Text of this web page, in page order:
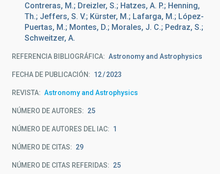
Contreras, M.; Dreizler, S.; Hatzes, A. P.; Henning,
Th.; Jeffers, S. V.; Kürster, M.; Lafarga, M.; López-
Puertas, M.; Montes, D.; Morales, J. C.; Pedraz, S.;
Schweitzer, A.
REFERENCIA BIBLIOGRÁFICA Astronomy and Astrophysics
FECHA DE PUBLICACIÓN: 12 2023
REVISTA Astronomy and Astrophysics
NÚMERO DE AUTORES 25
NÚMERO DE AUTORES DEL IAC 1
NÚMERO DE CITAS 29
NÚMERO DE CITAS REFERIDAS 25